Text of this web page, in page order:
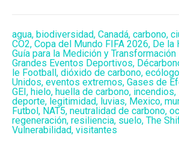
agua, biodiversidad, Canadá, carbono,
CO2, Copa del Mundo FIFA 2026, De la
Guía para la Medición y
Grandes Eventos Deportivos,
le Football , dióxido de carbono,
Unidos, eventos extremos, Gases de
GEI , hielo, huella de carbono, incendios,
deporte, legitimidad, luvias, Mexico,
Futbol , NAT5, neutralidad de carbono,
regeneración, resiliencia, suelo, The
Vulnerabilidad, visitantes